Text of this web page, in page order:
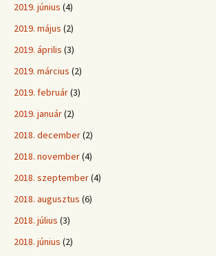
2019. június (4)
2019. május (2)
2019. április (3)
2019. március (2)
2019. február(3)
2019. január(2)
2018. december(2)
2018. november(4)
2018. szeptember(4)
2018. augusztus (6)
2018. július (3)
2018. június (2)